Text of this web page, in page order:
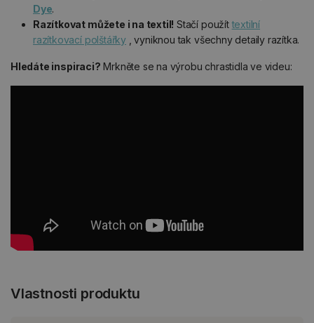
Dye.
Razítkovat můžete i na textil! Stačí použíttextilní
razítkovací polštářky, vyniknou tak všechny detaily razítka.
Hledáte inspiraci? Mrkněte se na výrobu chrastidla ve videu:
Vlastnosti produktu